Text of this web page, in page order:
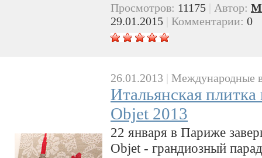
Просмотров: 11175 Автор:
29.01.2015
Комментарии: 0
26.01.2013 | Международные
Итальянская
Objet 2013
22 января в Париже
Objet - грандиозный